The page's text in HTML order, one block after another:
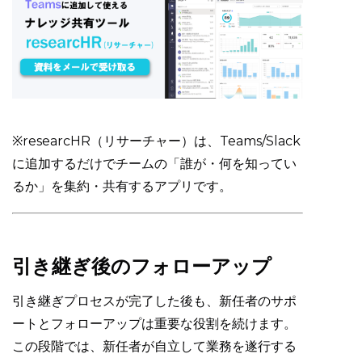
※researcHR（リサーチャー）は、Teams/Slack
に追加するだけでチームの「誰が・何を知ってい
るか」を集約・共有するアプリです。
引き継ぎ後のフォローアップ
引き継ぎプロセスが完了した後も、新任者のサポ
ートとフォローアップは重要な役割を続けます。
この段階では、新任者が自立して業務を遂行する